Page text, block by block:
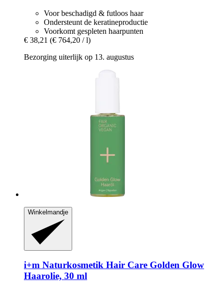
Voor beschadigd & futloos haar
Ondersteunt de keratineproductie
Voorkomt gespleten haarpunten
€ 38,21 (€ 764,20 / l)
Bezorging uiterlijk op 13. augustus
Winkelmandje
i+m Naturkosmetik Hair Care Golden Glow
Haarolie, 30 ml